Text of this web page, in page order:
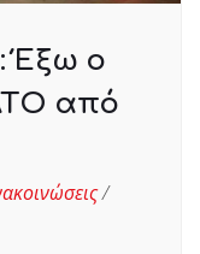
Έξω ο
από
/